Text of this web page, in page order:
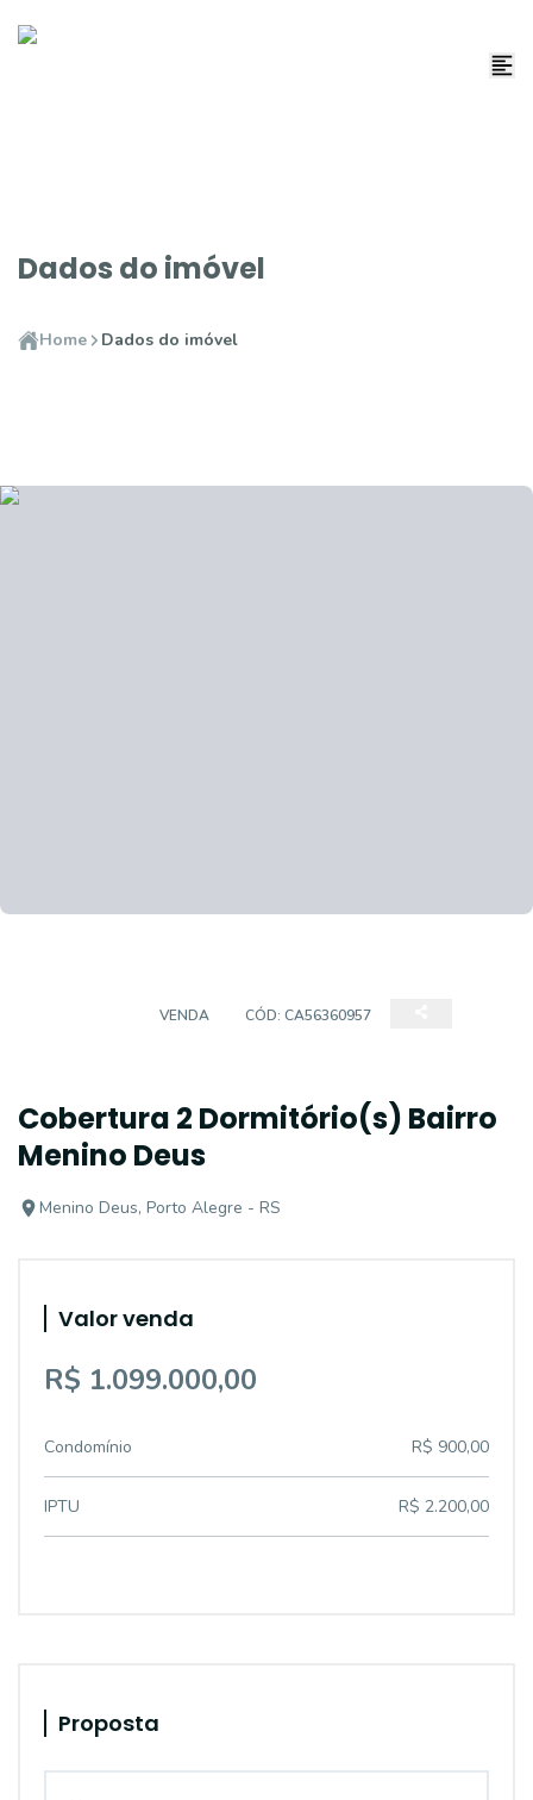
Dados do imóvel
Home Dados do imóvel
VENDA CÓD: CA56360957
Cobertura 2 Dormitório(s) Bairro
Menino Deus
Menino Deus, Porto Alegre - RS
Valor venda
R$ 1.099.000,00
Condomínio R$ 900,00
IPTU R$ 2.200,00
Proposta